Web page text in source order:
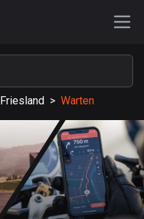
Friesland > Warten